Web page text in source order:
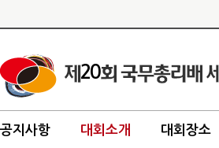
20
공지사항 대회소개 대회장소